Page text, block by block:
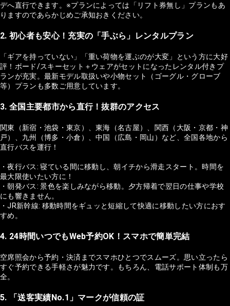
デへ直行できます。※プランによっては「リフト券無し」プランもあ
りますのであらかじめご承知おきください。
2. 初心者も安心！充実の「手ぶら」レンタルプラン
「ギアを持っていない」「重い荷物を運ぶのが大変」という方に大好
評！ボード/スキーセット＋ウェアがセットになったレンタル付きプ
ランが充実。最新モデル取扱いや小物セット（ゴーグル・グローブ
等）プランも多数ご用意しています。
3. 全国主要都市から直行！抜群のアクセス
関東（新宿・池袋・東京）、東海（名古屋）、関西（大阪・京都・神
戸）、九州（博多・小倉）、中国（広島・岡山）など、全国各地から
直行バスを運行！
・夜行バス: 寝ている間に移動し、朝イチから滑走スタート。時間を
最大限使いたい方に！
・朝発バス: 景色を楽しみながら移動。夕方帰着で翌日の仕事や学校
にも響きません。
・JR新幹線: 移動時間をギュッと短縮して快適に移動したい方におす
すめ。
4. 24時間いつでもWeb予約OK！スマホで簡単完結
空席照会から予約・決済までスマホひとつでスムーズ。思い立ったら
すぐ予約できる手軽さが魅力です。もちろん、電話サポート体制も万
全。
5. 「送客実績No.1」マークが信頼の証